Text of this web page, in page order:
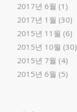
2017년 6월 (1)
2017년 1월 (30)
2015년 11월 (6)
2015년 10월 (30)
2015년 7월 (4)
2015년 6월 (5)